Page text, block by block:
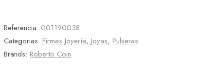
Referencia: 001190038
Categorias: Firmas Joyería, Joyas, Pulseras
Brands: Roberto Coin